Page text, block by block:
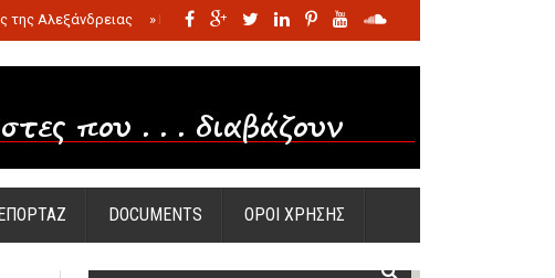
της Αλεξάνδρειας » Η σφαγή των νηπίων της Σάντας
DOCUMENTS ΟΡΟΙ ΧΡΗΣΗΣ